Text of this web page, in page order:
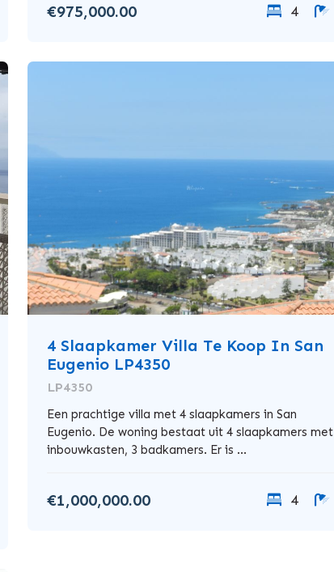
€975,000.00 4
4 Slaapkamer Villa Te Koop In San
Eugenio LP4350
LP4350
Een prachtige villa met 4 slaapkamers in San
Eugenio. De woning bestaat uit 4 slaapkamers met
inbouwkasten, 3 badkamers. Er is ...
€1,000,000.00 4